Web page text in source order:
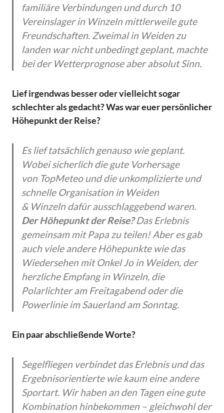
familiäre Verbindungen und durch 10
Vereinslager in Winzeln mittlerweile gute
Freundschaften. Zweimal in Weiden zu
landen war nicht unbedingt geplant, machte
bei der Wetterprognose aber absolut Sinn.
Lief irgendwas besser oder vielleicht sogar
schlechter als gedacht? Was war euer persönlicher
Höhepunkt der Reise?
Es lief tatsächlich genauso wie geplant.
Wobei sicherlich die gute Vorhersage
von TopMeteo und die unkomplizierte und
schnelle Organisation in Weiden
& Winzeln dafür ausschlaggebend waren.
Der Höhepunkt der Reise?Das Erlebnis
gemeinsam mit Papa zu teilen! Aber es gab
auch viele andere Höhepunkte wie das
Wiedersehen mit Onkel Jo in Weiden, der
herzliche Empfang in Winzeln, die
Polarlichter am Freitagabend oder die
Powerlinie im Sauerland am Sonntag.
Ein paar abschließende Worte?
Segelfliegen verbindet das Erlebnis und das
Ergebnisorientierte wie kaum eine andere
Sportart. Wir haben an den Tagen eine gute
Kombination hinbekommen – gleichwohl der